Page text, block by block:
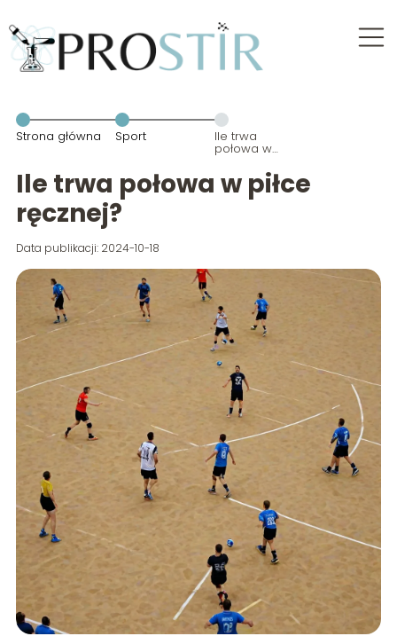
Strona główna Sport Ile trwa
połowa w
piłce ręcznej?
Ile trwa połowa w piłce
ręcznej?
Data publikacji: 2024-10-18